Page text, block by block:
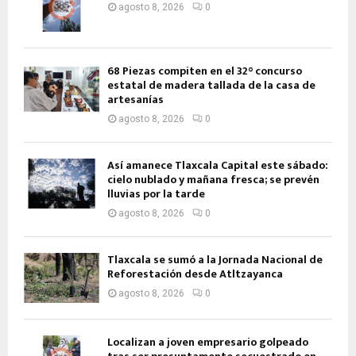
agosto 8, 2026 0
68 Piezas compiten en el 32° concurso
estatal de madera tallada de la casa de
artesanías
agosto 8, 2026 0
Así amanece Tlaxcala Capital este sábado:
cielo nublado y mañana fresca; se prevén
lluvias por la tarde
agosto 8, 2026 0
Tlaxcala se sumó a la Jornada Nacional de
Reforestación desde Atltzayanca
agosto 8, 2026 0
Localizan a joven empresario golpeado